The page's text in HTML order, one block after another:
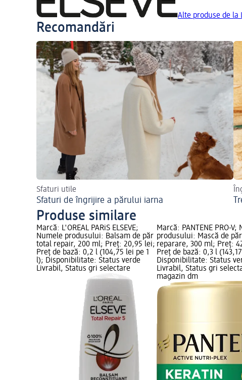
Alte produse de la
Recomandări
Sfaturi utile
Sfaturi de îngrijire a părului iarna
Produse similare
Marcă: L'ORÉAL PARiS ELSEVE;
Numele produsului: Balsam de păr
total repair, 200 ml; Preț: 20,95 lei;
Preț de bază: 0,2 l (104,75 lei pe 1
l); Disponibilitate: Status verde
Livrabil, Status gri selectare
Marcă: PANTENE PRO-V;
produsului: Mască de
reparare, 300 ml; Preț:
Preț de bază: 0,3 l
Disponibilitate: Status
Livrabil, Status gri
magazin dm